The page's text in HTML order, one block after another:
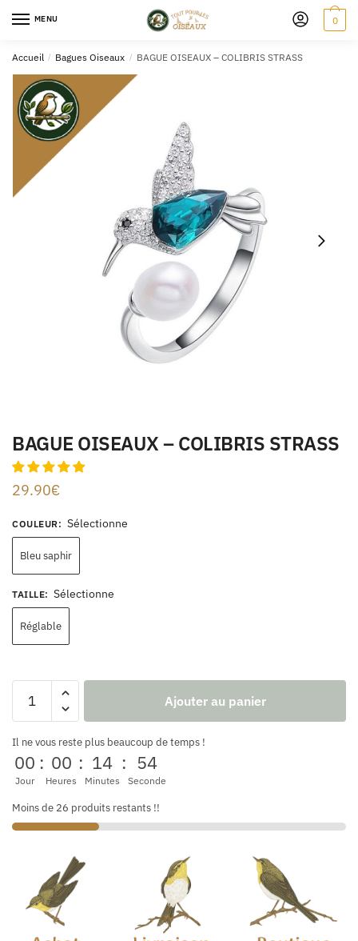
MENU 0
Accueil / Bagues Oiseaux / BAGUE OISEAUX – COLIBRIS STRASS
BAGUE OISEAUX – COLIBRIS STRASS
29.90€
COULEUR: Sélectionne
Bleu saphir
TAILLE: Sélectionne
Réglable
Ajouter au panier
Il ne vous reste plus beaucoup de temps !
00
Jour
: 00
Heures
: 14
Minutes
: 53
Seconde
Moins de 26 produits restants !!